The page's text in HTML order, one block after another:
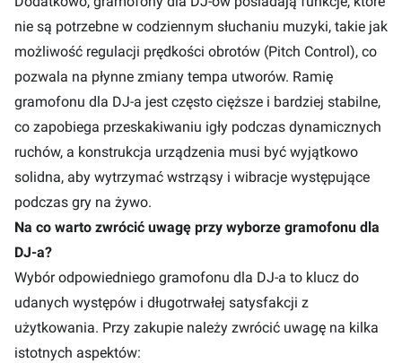
nie są potrzebne w codziennym słuchaniu muzyki, takie jak
możliwość regulacji prędkości obrotów (Pitch Control), co
pozwala na płynne zmiany tempa utworów. Ramię
gramofonu dla DJ-a jest często cięższe i bardziej stabilne,
co zapobiega przeskakiwaniu igły podczas dynamicznych
ruchów, a konstrukcja urządzenia musi być wyjątkowo
solidna, aby wytrzymać wstrząsy i wibracje występujące
podczas gry na żywo.
Na co warto zwrócić uwagę przy wyborze gramofonu dla
DJ-a?
Wybór odpowiedniego gramofonu dla DJ-a to klucz do
udanych występów i długotrwałej satysfakcji z
użytkowania. Przy zakupie należy zwrócić uwagę na kilka
istotnych aspektów: